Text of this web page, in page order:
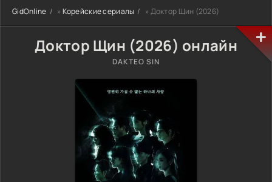
GidOnline » Корейские сериалы » Доктор Щин (2026)
Доктор Щин (2026) онлайн
DAKTEO SIN